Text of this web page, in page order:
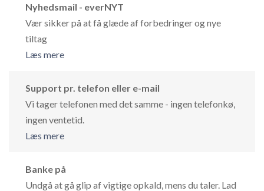
Nyhedsmail - everNYT
Vær sikker på at få glæde af forbedringer og nye
tiltag
Læs mere
Support pr. telefon eller e-mail
Vi tager telefonen med det samme - ingen telefonkø,
ingen ventetid.
Læs mere
Banke på
Undgå at gå glip af vigtige opkald, mens du taler. Lad